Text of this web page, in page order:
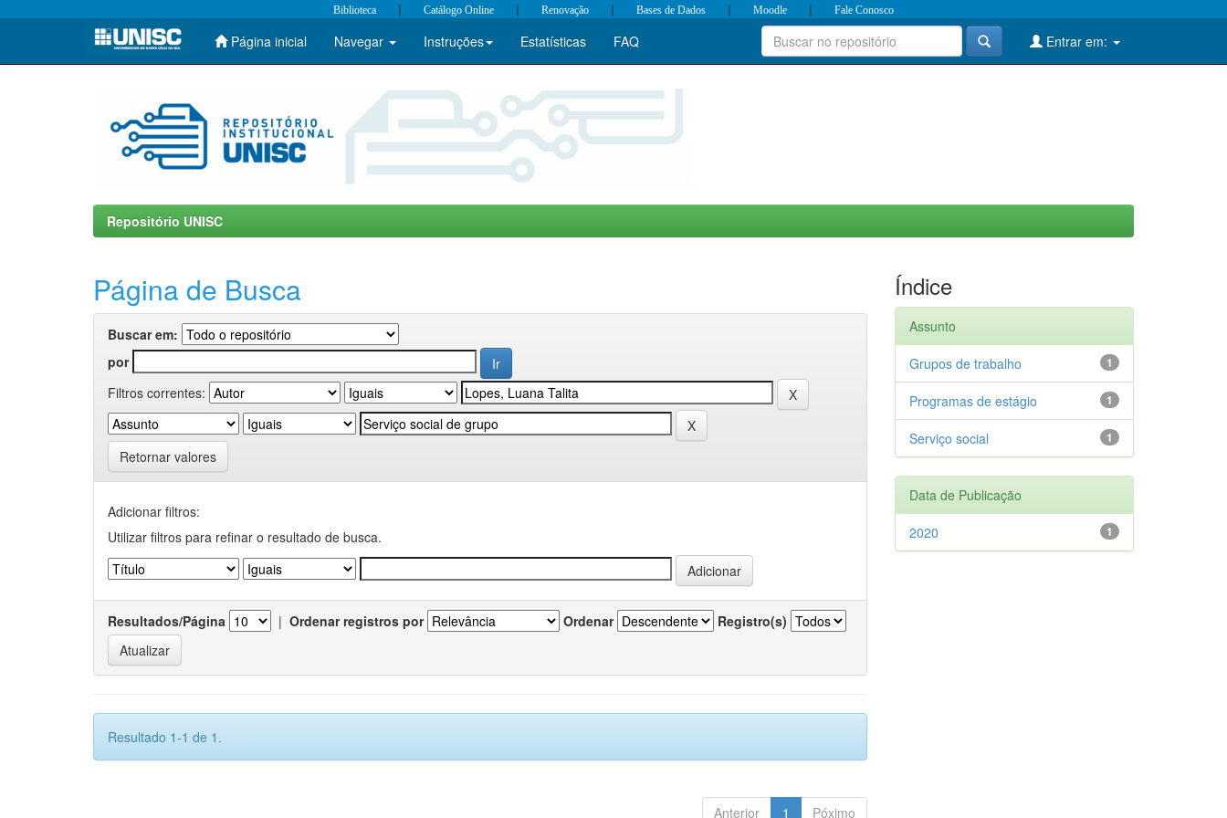
Skip
Biblioteca | Catálogo Online | Renovação | Bases de Dados | Moodle | Fale Conosco
Página inicial Navegar Instruções Estatísticas FAQ Entrar em:
Repositório UNISC
Página de Busca
Buscar em:
por
Filtros correntes:
Retornar valores
Adicionar filtros:
Utilizar filtros para refinar o resultado de busca.
Resultados/Página | Ordenar registros por Ordenar Registro(s)
Resultado 1-1 de 1.
Anterior 1 Póximo
Índice
Assunto
1
Grupos de trabalho
1
Programas de estágio
1
Serviço social
Data de Publicação
1
2020